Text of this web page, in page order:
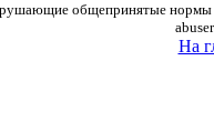
общепринятые нормы
На